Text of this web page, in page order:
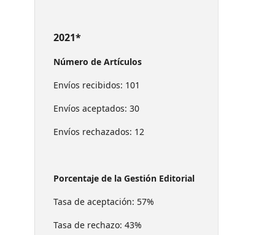
2021*
Número de Artículos
Envíos recibidos: 101
Envíos aceptados: 30
Envíos rechazados: 12
Porcentaje de la Gestión Editorial
Tasa de aceptación: 57%
Tasa de rechazo: 43%